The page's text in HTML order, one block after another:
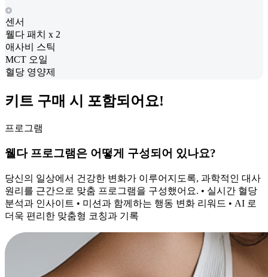
센서
웰다 패치 x 2
애사비 스틱
MCT 오일
혈당 영양제
키트 구매 시 포함되어요!
프로그램
웰다 프로그램은 어떻게 구성되어 있나요?
당신의 일상에서 건강한 변화가 이루어지도록, 과학적인 대사
원리를 근간으로 맞춤 프로그램을 구성했어요. • 실시간 혈당
분석과 인사이트 • 미션과 함께하는 행동 변화 리워드 • AI 로
더욱 편리한 맞춤형 코칭과 기록